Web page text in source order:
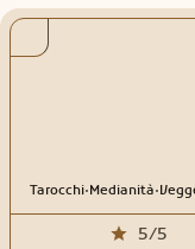
Tarocchi.Medianità.
5/5